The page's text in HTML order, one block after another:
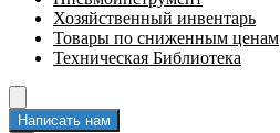
Хозяйственный инвентарь
Товары по сниженным ценам
Техническая Библиотека
Написать нам